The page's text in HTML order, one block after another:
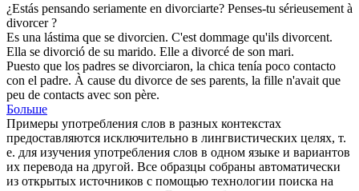
¿Estás pensando seriamente en divorciarte? Penses-tu sérieusement à
divorcer?
Es una lástima que se divorcien. C'est dommage qu'ils divorcent.
Ella se divorció de su marido. Elle a divorcé de son mari.
Puesto que los padres se divorciaron, la chica tenía poco contacto
con el padre. À cause du divorce de ses parents, la fille n'avait que
peu de contacts avec son père.
Больше
Примеры употребления слов в разных контекстах
предоставляются исключительно в лингвистических целях, т.
е. для изучения употребления слов в одном языке и вариантов
их перевода на другой. Все образцы собраны автоматически
из открытых источников с помощью технологии поиска на